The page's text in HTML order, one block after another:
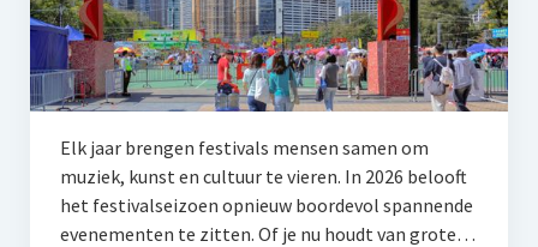
Elk jaar brengen festivals mensen samen om
muziek, kunst en cultuur te vieren. In 2026 belooft
het festivalseizoen opnieuw boordevol spannende
evenementen te zitten. Of je nu houdt van grote…